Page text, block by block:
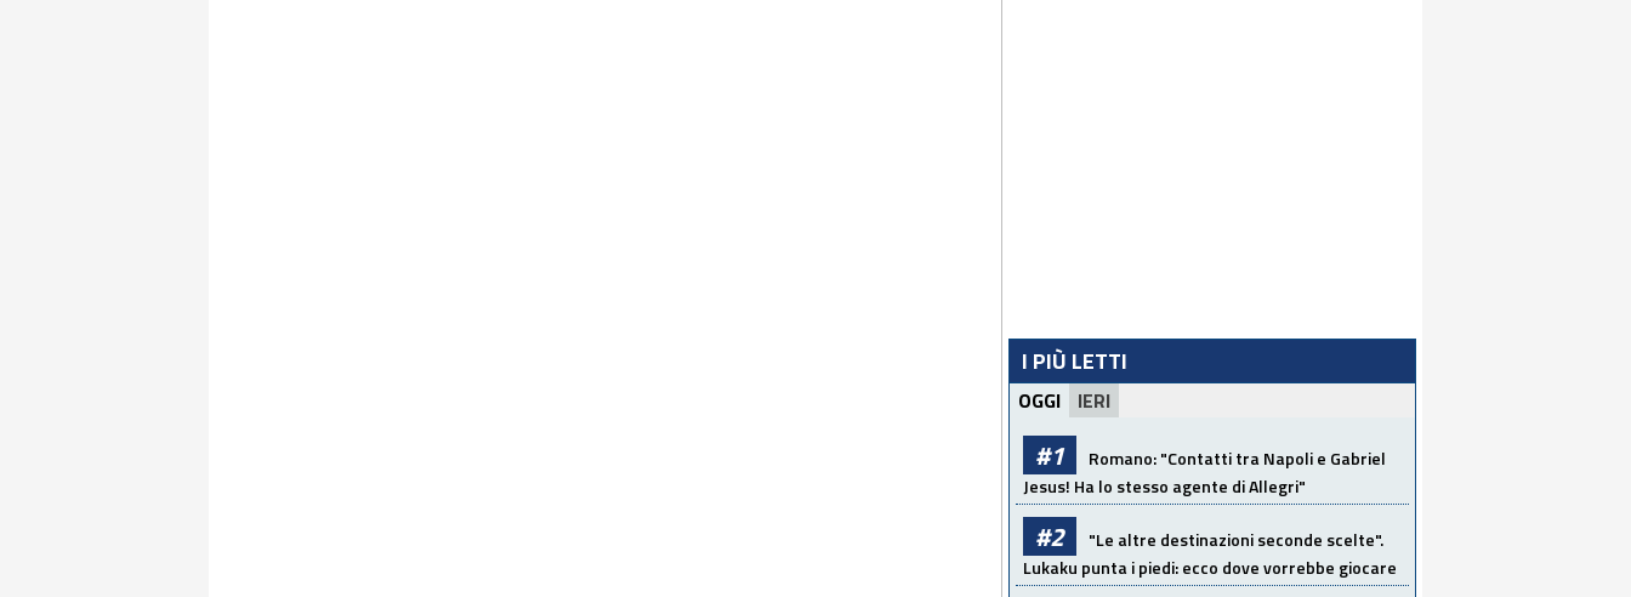
I PIÙ LETTI
OGGI IERI
#1 Romano: "Contatti tra Napoli e Gabriel
Jesus! Ha lo stesso agente di Allegri"
#2 "Le altre destinazioni seconde scelte".
Lukaku punta i piedi: ecco dove vorrebbe giocare